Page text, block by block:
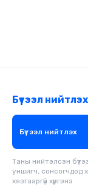
Бүтээл нийтлэх
Бүтээл нийтлэх
Таны нийтэлсэн
уншигч, сонсогчдод
хязгааргүй хүргэнэ